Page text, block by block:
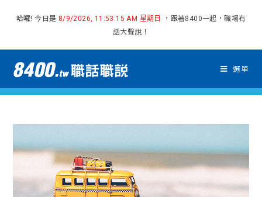
哈囉! 今日是 8/9/2026, 11:53:16 AM 星期日
，跟著8400一起，職場有
話大聲說！
選單